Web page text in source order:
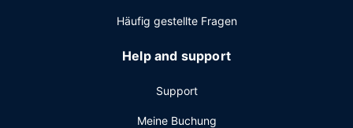
Häufig gestellte Fragen
Help and support
Support
Meine Buchung